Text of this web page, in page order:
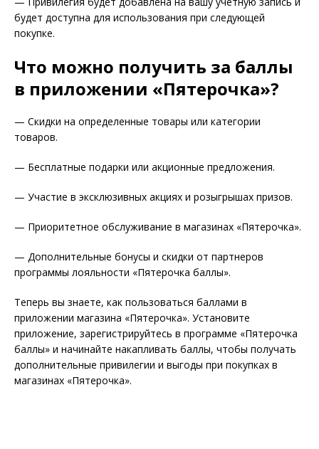
будет доступна для использования при следующей
покупке.
Что можно получить за баллы
в приложении «Пятерочка»?
— Скидки на определенные товары или категории
товаров.
— Бесплатные подарки или акционные предложения.
— Участие в эксклюзивных акциях и розыгрышах призов.
— Приоритетное обслуживание в магазинах «Пятерочка».
— Дополнительные бонусы и скидки от партнеров
программы лояльности «Пятерочка баллы».
Теперь вы знаете, как пользоваться баллами в
приложении магазина «Пятерочка». Установите
приложение, зарегистрируйтесь в программе «Пятерочка
баллы» и начинайте накапливать баллы, чтобы получать
дополнительные привилегии и выгоды при покупках в
магазинах «Пятерочка».